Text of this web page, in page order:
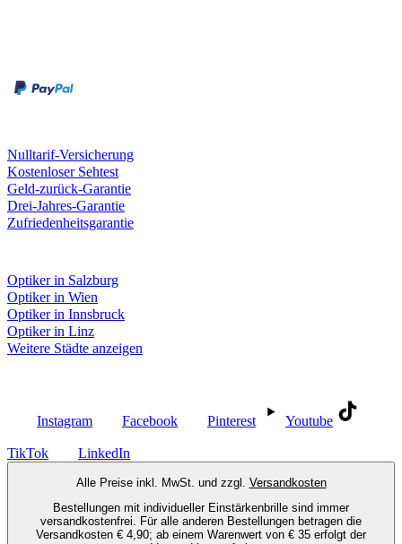
Nulltarif-Versicherung
Kostenloser Sehtest
Geld-zurück-Garantie
Drei-Jahres-Garantie
Zufriedenheitsgarantie
Optiker in Salzburg
Optiker in Wien
Optiker in Innsbruck
Optiker in Linz
Weitere Städte anzeigen
Instagram Facebook Pinterest Youtube
TikTok LinkedIn
Alle Preise inkl. MwSt. und zzgl. Versandkosten
Bestellungen mit individueller Einstärkenbrille sind immer
versandkostenfrei. Für alle anderen Bestellungen betragen die
Versandkosten € 4,90; ab einem Warenwert von € 35 erfolgt der